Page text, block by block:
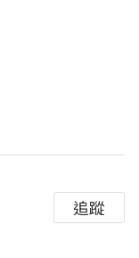
追蹤